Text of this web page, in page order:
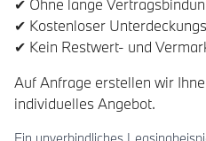
✔ Ohne lange
✔ Kostenloser
✔ Kein Restwert- und
Auf Anfrage erstellen wir
individuelles Angebot.